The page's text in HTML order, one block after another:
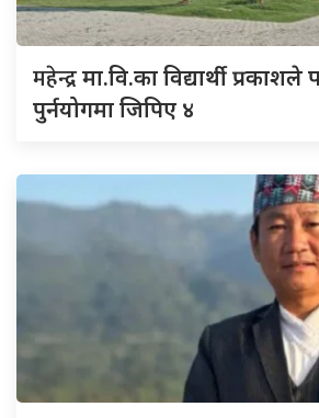
महेन्द्रमा.वि.का विद्यार्थी प्रकाशले
पुर्नयोगमा जिपिए ४